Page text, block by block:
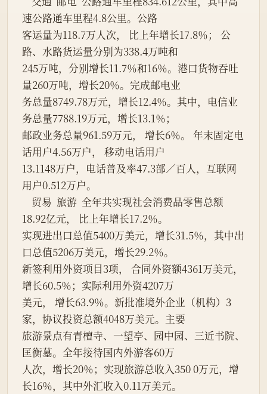
速公路通车里程4.8公里。公路
客运量为118.7万人次， 比上年增长17.8％； 公
路、水路货运量分别为338.4万吨和
245万吨，分别增长11.7％和16％。港口货物吞吐
量260万吨，增长20％。完成邮电业
务总量8749.78万元，增长12.4％。其中，电信业
务总量7788.19万元，增长13.1％；
邮政业务总量961.59万元， 增长6％。 年末固定电
话用户4.56万户， 移动电话用户
13.1148万户，电话普及率47.3部／百人，互联网
用户0.512万户。
18.92亿元， 比上年增长17.2％。
实现进出口总值5400万美元，增长31.5％，其中出
口总值5206万美元，增长29.2％。
新签利用外资项目3项， 合同外资额4361万美元，
增长60.5％；实际利用外资4207万
美元， 增长63.9％。新批准境外企业（机构）3
家，协议投资总额4048万美元。主要
旅游景点有青檀寺、一望亭、园中园、三近书院、
匡衡墓。全年接待国内外游客60万
人次，增长20％；实现旅游总收入350 0万元，增
长16％，其中外汇收入0.11万美元。